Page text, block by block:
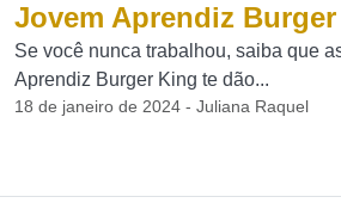
Jovem Aprendiz
Se você nunca trabalhou, saiba que
Aprendiz Burger King te dão...
18 de janeiro de 2024 - Juliana Raquel